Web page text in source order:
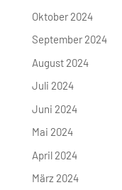
Oktober 2024
September 2024
August 2024
Juli 2024
Juni 2024
Mai 2024
April 2024
März 2024